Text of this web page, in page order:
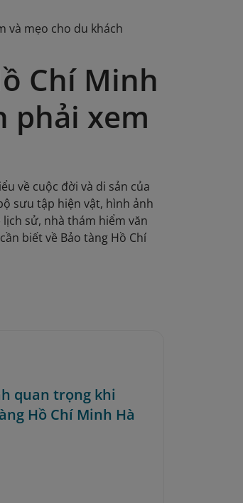
và mẹo cho du khách
Chí Minh
phải xem
về cuộc đời và di sản của
sưu tập hiện vật, hình ảnh
sử, nhà thám hiểm văn
biết về Bảo tàng Hồ Chí
quan trọng khi
Hồ Chí Minh Hà